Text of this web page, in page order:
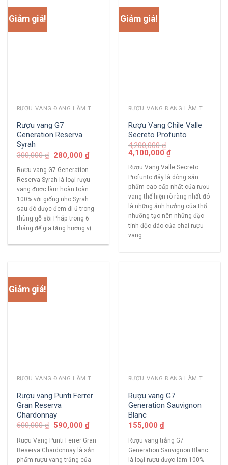
Giảm giá!
Rượu vang G7
Generation Reserva
Syrah
300,000₫ 280,000₫
Rượu vang G7 Generation
Reserva Syrah là loại rượu
vang được làm hoàn toàn
100% với giống nho Syrah
sau đó được đem đi ủ trong
thùng gỗ sồi Pháp trong 6
tháng để gia tăng hương vị
Giảm giá!
Rượu Vang Chile Valle
Secreto Profunto
4,200,000₫
4,100,000₫
Rượu Vang Valle Secreto
Profunto đây là dòng sản
phẩm cao cấp nhất của rươu
vang thể hiện rõ ràng nhất đó
là những ảnh hưởng của thổ
nhưỡng tạo nên những đặc
tính độc đáo của chai rượu
vang
Giảm giá!
RƯỢU VANG ĐANG LÀM THỊ TRƯỜNG
Rượu vang Punti Ferrer
Gran Reserva
Chardonnay
600,000₫ 590,000₫
Rượu Vang Punti Ferrer Gran
Reserva Chardonnay là sản
phẩm rượu vang trắng của
RƯỢU VANG ĐANG LÀM THỊ TRƯỜNG
Rượu vang G7
Generation Sauvignon
Blanc
155,000 ₫
Rượu vang trắng G7
Generation Sauvignon Blanc
là loại rượu được làm 100%